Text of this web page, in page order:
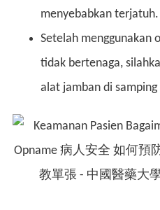
menyebabkan terjatuh.
Setelah menggunakan
tidak bertenaga,
alat jamban di samping